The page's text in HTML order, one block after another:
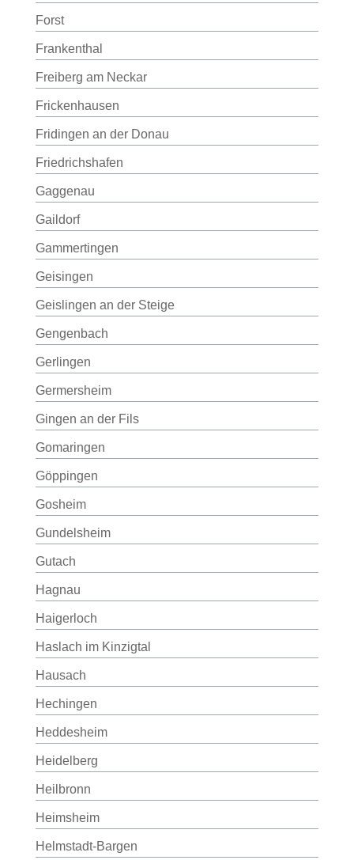
Forst
Frankenthal
Freiberg am Neckar
Frickenhausen
Fridingen an der Donau
Friedrichshafen
Gaggenau
Gaildorf
Gammertingen
Geisingen
Geislingen an der Steige
Gengenbach
Gerlingen
Germersheim
Gingen an der Fils
Gomaringen
Göppingen
Gosheim
Gundelsheim
Gutach
Hagnau
Haigerloch
Haslach im Kinzigtal
Hausach
Hechingen
Heddesheim
Heidelberg
Heilbronn
Heimsheim
Helmstadt-Bargen